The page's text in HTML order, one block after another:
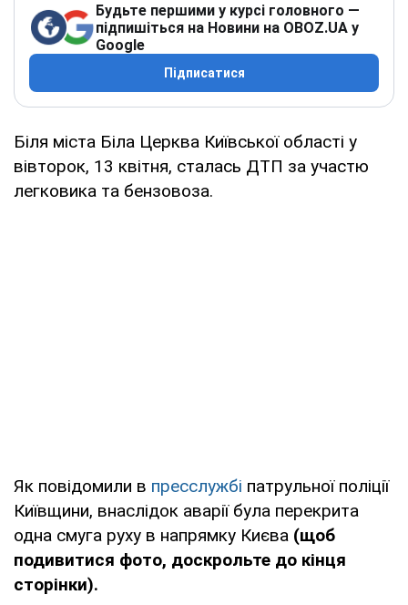
Будьте першими у курсі головного —
підпишіться на Новини на OBOZ.UA у
Google
Підписатися
Біля міста Біла Церква Київської області у
вівторок, 13 квітня, сталась ДТП за участю
легковика та бензовоза.
Як повідомили в пресслужбі патрульної поліції
Київщини, внаслідок аварії була перекрита
одна смуга руху в напрямку Києва (щоб
подивитися фото, доскрольте до кінця
сторінки).